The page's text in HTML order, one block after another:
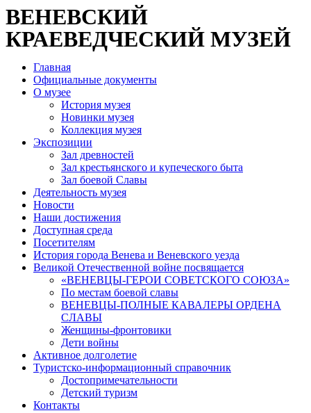
ВЕНЕВСКИЙ
КРАЕВЕДЧЕСКИЙ МУЗЕЙ
Главная
Официальные документы
О музее
История музея
Новинки музея
Коллекция музея
Экспозиции
Зал древностей
Зал крестьянского и купеческого быта
Зал боевой Славы
Деятельность музея
Новости
Наши достижения
Доступная среда
Посетителям
История города Венева и Веневского уезда
Великой Отечественной войне посвящается
«ВЕНЕВЦЫ-ГЕРОИ СОВЕТСКОГО СОЮЗА»
По местам боевой славы
ВЕНЕВЦЫ-ПОЛНЫЕ КАВАЛЕРЫ ОРДЕНА
СЛАВЫ
Женщины-фронтовики
Дети войны
Активное долголетие
Туристско-информационный справочник
Достопримечательности
Детский туризм
Контакты